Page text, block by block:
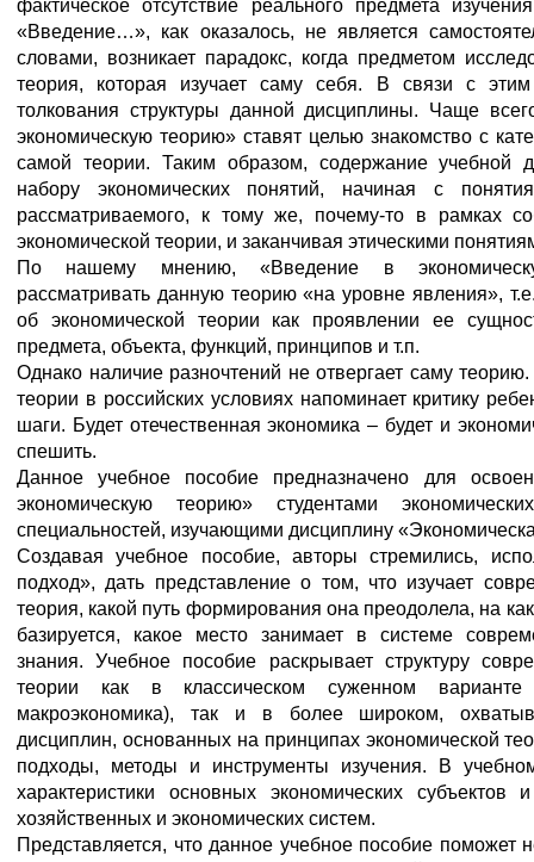
фактическое отсутствие реального предмета
«Введение…», как оказалось, не является
словами, возникает парадокс, когда предметом
теория, которая изучает саму себя. В связи с
толкования структуры данной дисциплины. Чаще
экономическую теорию» ставят целью знакомство с
самой теории. Таким образом, содержание учебной
набору экономических понятий, начиная с
рассматриваемого, к тому же, почему-то в рамках
экономической теории, и заканчивая этическими
По нашему мнению, «Введение в
рассматривать данную теорию «на уровне явления»,
об экономической теории как проявлении ее
предмета, объекта, функций, принципов и т.п.
Однако наличие разночтений не отвергает саму
теории в российских условиях напоминает критику
шаги. Будет отечественная экономика – будет и
спешить.
Данное учебное пособие предназначено для
экономическую теорию» студентами
специальностей, изучающими дисциплину
Создавая учебное пособие, авторы стремились,
подход», дать представление о том, что изучает
теория, какой путь формирования она преодолела, на
базируется, какое место занимает в системе
знания. Учебное пособие раскрывает структуру
теории как в классическом суженном
макроэкономика), так и в более широком,
дисциплин, основанных на принципах экономической
подходы, методы и инструменты изучения. В
характеристики основных экономических субъектов
хозяйственных и экономических систем.
Представляется, что данное учебное пособие поможет